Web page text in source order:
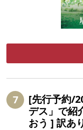
7
[先行予約/
デス」で紹
おう ] 訳あ